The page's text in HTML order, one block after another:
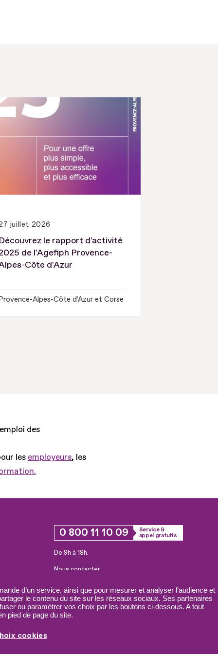
d’un service, ainsi que pour mesurer et analyser l’audience et
le contenu du site sur les réseaux sociaux. Ses partenaires
ou paramétrer vos choix par les boutons ci-dessous. A tout
pied de page du site.
cookies
juillet 2026
Découvrez le rapport d'activité
de l'Agefiph Provence-
Côte d'Azur
Alpes-Côte d'Azur et Corse
des
les employeurs, les
0 800 11 10 09
Service &
appel gratuits
De 9h à 18h.
Nous contacter